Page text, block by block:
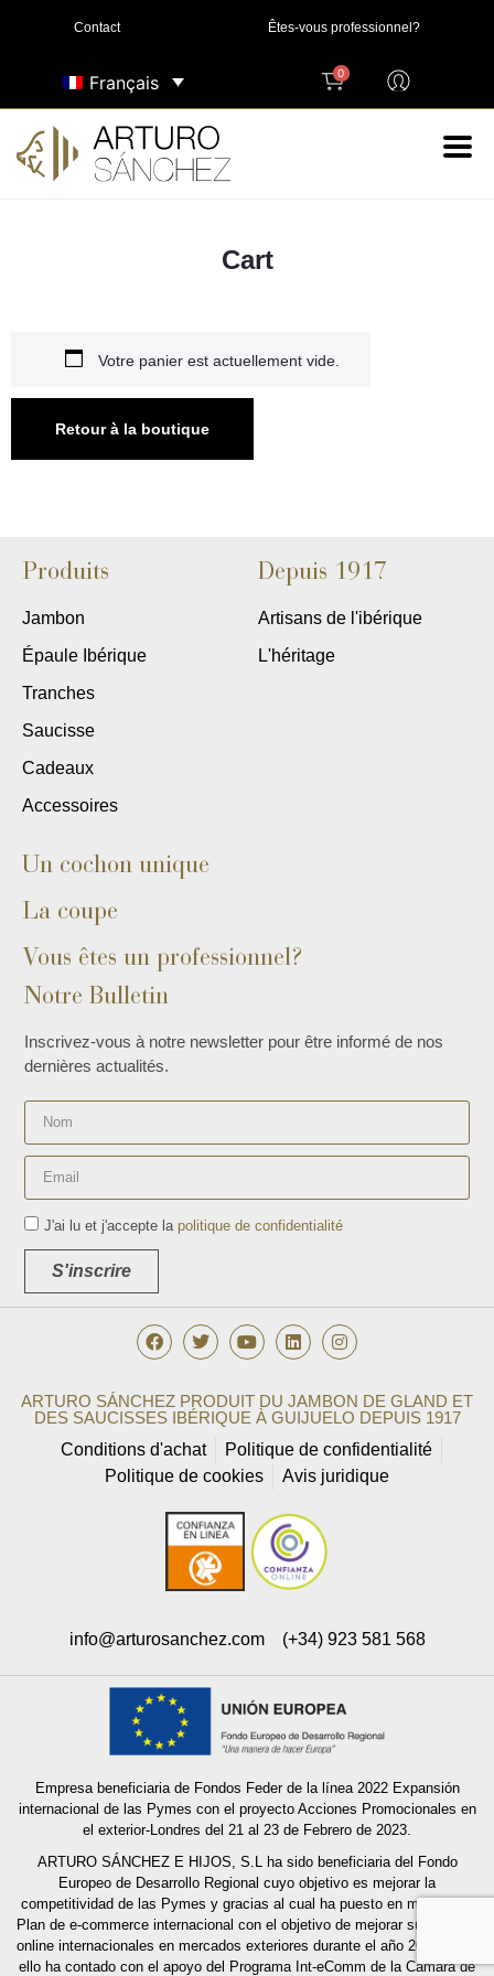
Contact Êtes-vous professionnel?
Français 0
Cart
Votre panier est actuellement vide.
Retour à la boutique
Produits
Jambon
Épaule Ibérique
Tranches
Saucisse
Cadeaux
Accessoires
Depuis 1917
Artisans de l'ibérique
L'héritage
Un cochon unique
La coupe
Vous êtes un professionnel?
Notre Bulletin
Inscrivez-vous à notre newsletter pour être informé de nos
dernières actualités.
J'ai lu et j'accepte la politique de confidentialité
S'inscrire
info@arturosanchez.com (+34) 923 581 568
ARTURO SÁNCHEZ PRODUIT DU JAMBON DE GLAND ET
DES SAUCISSES IBÉRIQUE À GUIJUELO DEPUIS 1917
Conditions d'achat
Politique de confidentialité
Politique de cookies
Avis juridique
Empresa beneficiaria de Fondos Feder de la línea 2022 Expansión
internacional de las Pymes con el proyecto Acciones Promocionales en
el exterior-Londres del 21 al 23 de Febrero de 2023.
ARTURO SÁNCHEZ E HIJOS, S.L ha sido beneficiaria del Fondo
Europeo de Desarrollo Regional cuyo objetivo es mejorar la
competitividad de las Pymes y gracias al cual ha puesto en marcha un
Plan de e-commerce internacional con el objetivo de mejorar sus ventas
online internacionales en mercados exteriores durante el año 2022. Para
ello ha contado con el apoyo del Programa Int-eComm de la Cámara de